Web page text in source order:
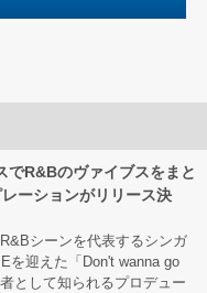
R&Bのヴァイブスをまと
ーションがリリース決
シーンを代表するシンガ
を迎えた「Don't wanna go
として知られるプロデュー